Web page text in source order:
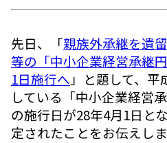
先日、「親族外承継を遺
等の「中小企業経営承継
1日施行へ 」と題して、
している「中小企業経営
の施行日が28年4月1日と
定されたことをお伝えしま